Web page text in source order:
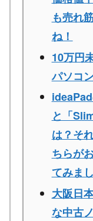
も売れ
ね！
10万円
パソコ
と「
は？そ
ちらが
てみま
大阪日
な中古